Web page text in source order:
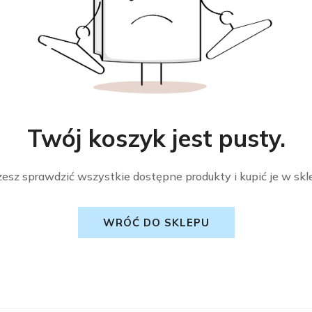
Twój koszyk jest pusty.
sprawdzić wszystkie dostępne produkty i kupić je w
WRÓĆ DO SKLEPU